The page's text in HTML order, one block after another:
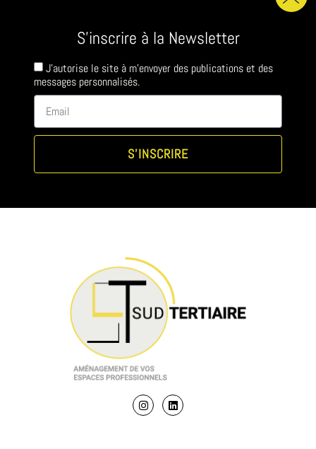
S'inscrire à la Newsletter
J'autorise le site à m'envoyer des publications et des
messages personnalisés.
S'INSCRIRE